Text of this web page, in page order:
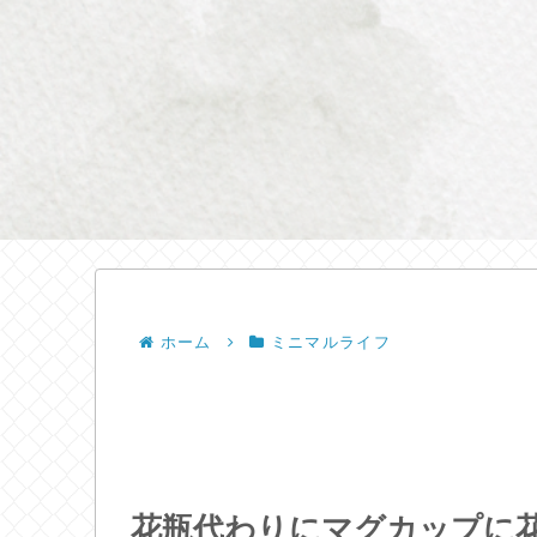
ホーム ミニマルライフ
花瓶代わりにマグカップに